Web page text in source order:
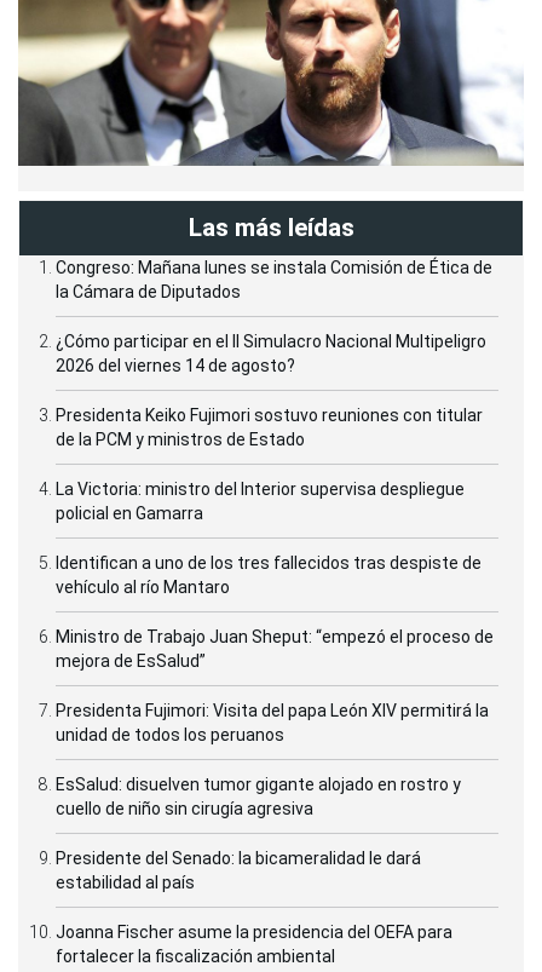
Las más leídas
Congreso: Mañana lunes se instala Comisión de Ética de
la Cámara de Diputados
¿Cómo participar en el II Simulacro Nacional Multipeligro
2026 del viernes 14 de agosto?
Presidenta Keiko Fujimori sostuvo reuniones con titular
de la PCM y ministros de Estado
La Victoria: ministro del Interior supervisa despliegue
policial en Gamarra
Identifican a uno de los tres fallecidos tras despiste de
vehículo al río Mantaro
Ministro de Trabajo Juan Sheput: “empezó el proceso de
mejora de EsSalud”
Presidenta Fujimori: Visita del papa León XIV permitirá la
unidad de todos los peruanos
EsSalud: disuelven tumor gigante alojado en rostro y
cuello de niño sin cirugía agresiva
Presidente del Senado: la bicameralidad le dará
estabilidad al país
Joanna Fischer asume la presidencia del OEFA para
fortalecer la fiscalización ambiental